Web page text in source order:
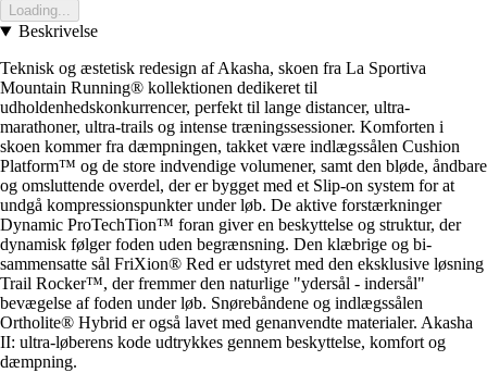
Loading...
Beskrivelse
Teknisk og æstetisk redesign af Akasha, skoen fra La Sportiva
Mountain Running® kollektionen dedikeret til
udholdenhedskonkurrencer, perfekt til lange distancer, ultra-
marathoner, ultra-trails og intense træningssessioner. Komforten i
skoen kommer fra dæmpningen, takket være indlægssålen Cushion
Platform™ og de store indvendige volumener, samt den bløde, åndbare
og omsluttende overdel, der er bygget med et Slip-on system for at
undgå kompressionspunkter under løb. De aktive forstærkninger
Dynamic ProTechTion™ foran giver en beskyttelse og struktur, der
dynamisk følger foden uden begrænsning. Den klæbrige og bi-
sammensatte sål FriXion® Red er udstyret med den eksklusive løsning
Trail Rocker™, der fremmer den naturlige "ydersål - indersål"
bevægelse af foden under løb. Snørebåndene og indlægssålen
Ortholite® Hybrid er også lavet med genanvendte materialer. Akasha
II: ultra-løberens kode udtrykkes gennem beskyttelse, komfort og
dæmpning.